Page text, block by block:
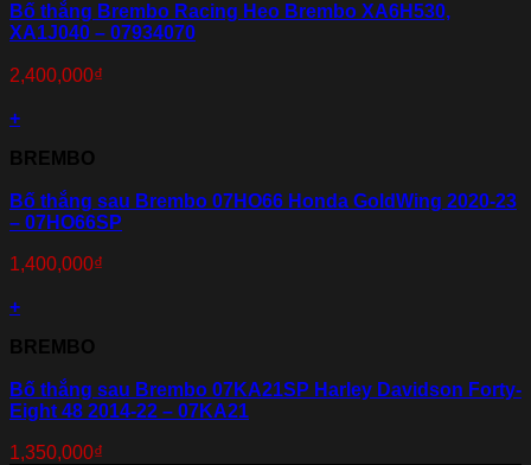
Bố thắng Brembo Racing Heo Brembo XA6H530,
XA1J040 – 07934070
2,400,000₫
+
BREMBO
Bố thắng sau Brembo 07HO66 Honda GoldWing 2020-23
– 07HO66SP
1,400,000₫
+
BREMBO
Bố thắng sau Brembo 07KA21SP Harley Davidson Forty-
Eight 48 2014-22 – 07KA21
1,350,000₫